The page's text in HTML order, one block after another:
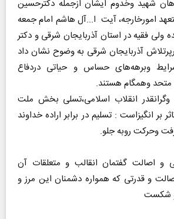
شهید وخدوم ایشان ازجمله دکترحسین
متعهد امورخارجه، آیت ا...آل هاشم امام جمعه
ولی فقیه در استان آذربایجان شرقی و دکتر
آذربایجان شرقی به وضوح نشان داد
وبرهه‌های حساس و حیاتی دردفاع
وهمگام هستند.
وگرانقدر انقلاب اسلامی،تسلی بخش ملت
بر انگیزاست : تسلیم در برابر اراده خداوند
وحرکت روبه جلو.
و اصالت گفتمان انقالب و متعلقات آن
و قدرتی که همواره دشمنان این مرز و
و شکست